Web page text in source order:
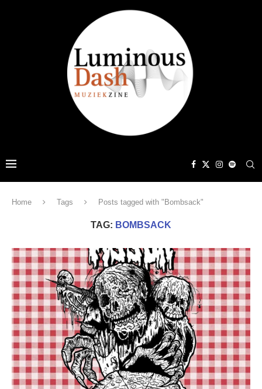
Home Tags Posts tagged with "Bombsack"
TAG: BOMBSACK